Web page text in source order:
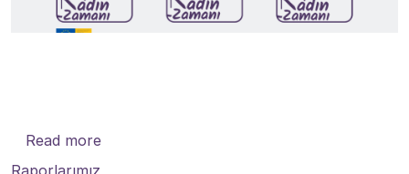
Read moreabout İstanbul'da Yaşayan Kürt Kadınların
Raporlarımız